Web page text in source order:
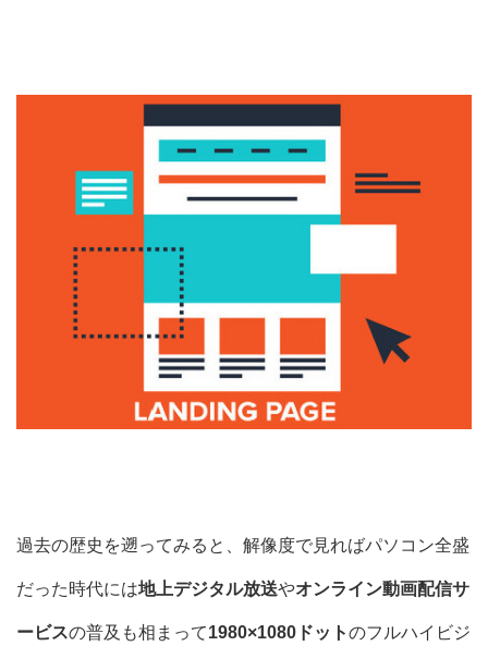
過去の歴史を遡ってみると、解像度で見ればパソコン全盛
だった時代には地上デジタル放送やオンライン動画配信サ
ービスの普及も相まって1980×1080ドットのフルハイビジ